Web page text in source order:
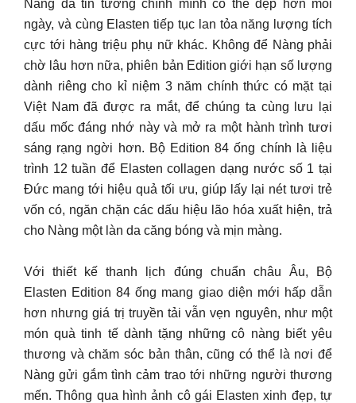
Nàng đã tin tưởng chính mình có thể đẹp hơn mỗi
ngày, và cùng Elasten tiếp tục lan tỏa năng lượng tích
cực tới hàng triệu phụ nữ khác. Không để Nàng phải
chờ lâu hơn nữa, phiên bản Edition giới hạn số lượng
dành riêng cho kỉ niệm 3 năm chính thức có mặt tại
Việt Nam đã được ra mắt, để chúng ta cùng lưu lại
dấu mốc đáng nhớ này và mở ra một hành trình tươi
sáng rạng ngời hơn. Bộ Edition 84 ống chính là liệu
trình 12 tuần để Elasten collagen dạng nước số 1 tại
Đức mang tới hiệu quả tối ưu, giúp lấy lại nét tươi trẻ
vốn có, ngăn chặn các dấu hiệu lão hóa xuất hiện, trả
cho Nàng một làn da căng bóng và mịn màng.
Với thiết kế thanh lịch đúng chuẩn châu Âu, Bộ
Elasten Edition 84 ống mang giao diện mới hấp dẫn
hơn nhưng giá trị truyền tải vẫn vẹn nguyên, như một
món quà tinh tế dành tặng những cô nàng biết yêu
thương và chăm sóc bản thân, cũng có thể là nơi để
Nàng gửi gắm tình cảm trao tới những người thương
mến. Thông qua hình ảnh cô gái Elasten xinh đẹp, tự